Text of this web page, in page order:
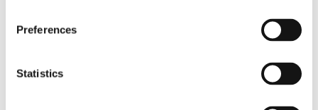
Preferences
Statistics
Retardateur de feu